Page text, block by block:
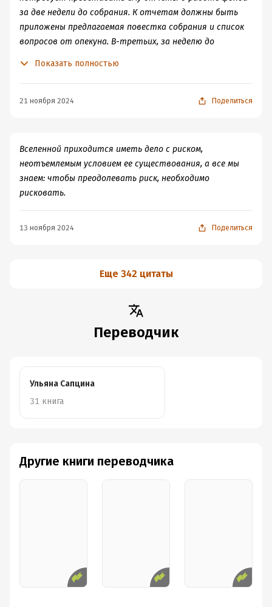
за две недели до собрания. К отчетам должны быть
приложены предлагаемая повестка собрания и список
вопросов от опекуна. В-третьих, за неделю до
опекуну. Только в этом случае собрание будет по-
самое важное, бенефициар и опекун будут играть
Показать полностью
21 ноября 2024 Поделиться
Вселенной приходится иметь дело с риском,
неотъемлемым условием ее существования, а все мы
знаем: чтобы преодолевать риск, необходимо
рисковать.
13 ноября 2024 Поделиться
Еще 342 цитаты
Переводчик
Ульяна Сапцина
31 книга
Другие книги переводчика